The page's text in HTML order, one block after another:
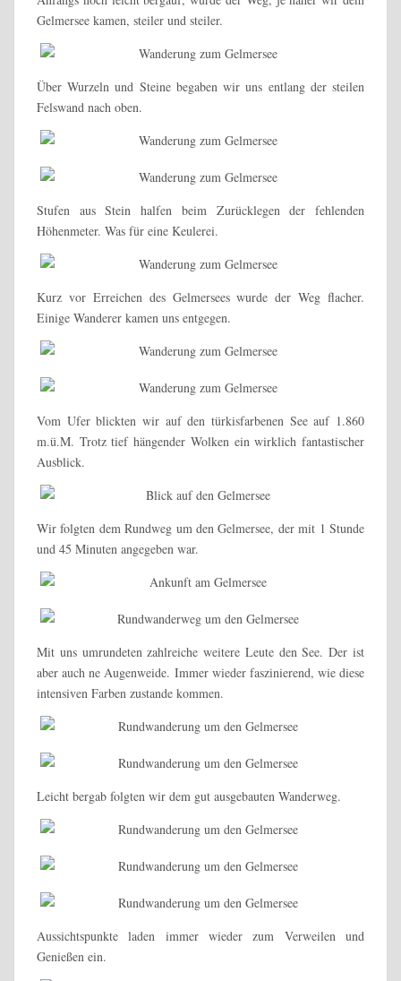
Gelmersee kamen, steiler und steiler.
Über Wurzeln und Steine begaben wir uns entlang der steilen
Felswand nach oben.
Stufen aus Stein halfen beim Zurücklegen der fehlenden
Höhenmeter. Was für eine Keulerei.
Kurz vor Erreichen des Gelmersees wurde der Weg flacher.
Einige Wanderer kamen uns entgegen.
Vom Ufer blickten wir auf den türkisfarbenen See auf 1.860
m.ü.M. Trotz tief hängender Wolken ein wirklich fantastischer
Ausblick.
Wir folgten dem Rundweg um den Gelmersee, der mit 1 Stunde
und 45 Minuten angegeben war.
Mit uns umrundeten zahlreiche weitere Leute den See. Der ist
aber auch ne Augenweide. Immer wieder faszinierend, wie diese
intensiven Farben zustande kommen.
Leicht bergab folgten wir dem gut ausgebauten Wanderweg.
Aussichtspunkte laden immer wieder zum Verweilen und
Genießen ein.